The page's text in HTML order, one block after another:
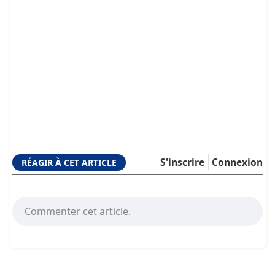
RÉAGIR À CET ARTICLE Connexion
S'inscrire
Commenter cet article.